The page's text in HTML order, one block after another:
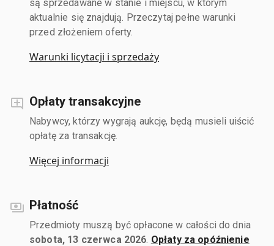
są sprzedawane w stanie i miejscu, w którym
aktualnie się znajdują. Przeczytaj pełne warunki
przed złożeniem oferty.
Warunki licytacji i sprzedaży
Opłaty transakcyjne
Nabywcy, którzy wygrają aukcję, będą musieli uiścić
opłatę za transakcję.
Więcej informacji
Płatność
Przedmioty muszą być opłacone w całości do dnia
sobota, 13 czerwca 2026 Opłaty za opóźnienie